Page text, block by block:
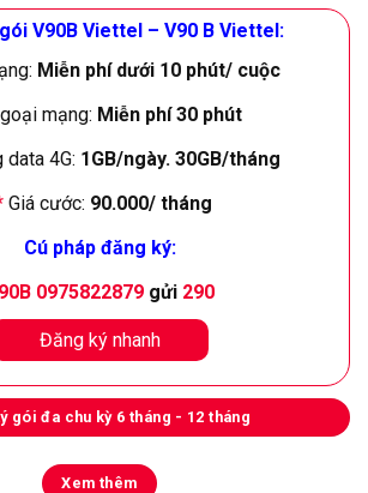
V90B Viettel – V90 B Viettel:
Miễn phí dưới 10 phút/ cuộc
mạng: Miễn phí 30 phút
4G: 1GB/ngày. 30GB/tháng
Giá cước: 90.000/ tháng
Cú pháp đăng ký:
0975822879gửi 290
Đăng ký nhanh
gói đa chu kỳ 6 tháng - 12 tháng
Xem thêm